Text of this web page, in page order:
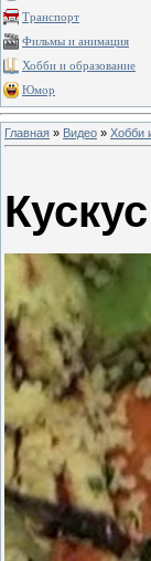
Транспорт
Фильмы и анимация
Хобби и образование
Юмор
Главная » Видео » Хобби